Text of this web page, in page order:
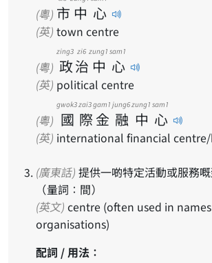
(粵) 市 中 心
(英) town centre
(粵) 政
zing3
治
zi6
中
zung1
心
sam1
(英) political centre
(粵) 國
gwok3
際
zai3
金
gam1
融
jung6
中
zung1
心
sam1
(英) international financial
(廣東話)
（量詞：間）
(英文)
organisations)
配詞 / 用法：